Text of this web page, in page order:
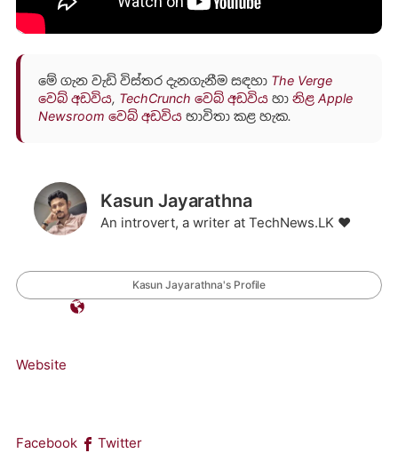
මේ ගැන වැඩි විස්තර දැනගැනීම සඳහා The Verge
වෙබ් අඩවිය, TechCrunch වෙබ් අඩවියහා නිළ Apple
Newsroom වෙබ් අඩවියභාවිතා කළ හැක.
Kasun Jayarathna
An introvert, a writer at TechNews.LK ❤️
Kasun Jayarathna's Profile
Website
Facebook Twitter